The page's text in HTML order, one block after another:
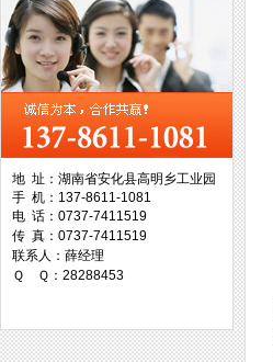
西工集团
台湾协威机械
台湾万事达切削科技
地 址：湖南省安化县高明乡工业园
手 机：137-8611-1081
电 话：0737-7411519
传 真：0737-7411519
联系人：薛经理
Ｑ Ｑ：28288453